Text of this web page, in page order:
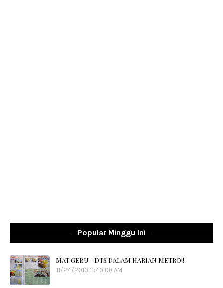
Popular Minggu Ini
MAT GEBU - DTS DALAM HARIAN METRO!!
11/24/2010 11:40:00 AM